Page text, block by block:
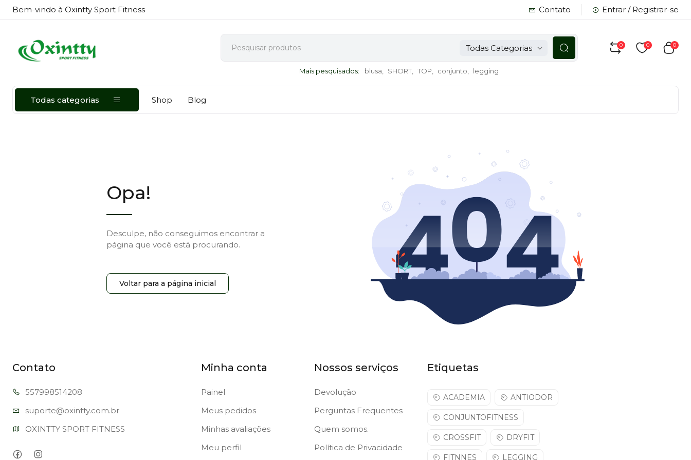
Bem-vindo à Oxintty Sport Fitness Contato Entrar / Registrar-se
Todas Categorias
Mais pesquisados: blusa, SHORT, TOP, conjunto, legging
0 0 0
Todas categorias Shop Blog
Opa!
Desculpe, não conseguimos encontrar a
página que você está procurando.
Voltar para a página inicial
Contato
557998514208
suporte@oxintty.com.br
OXINTTY SPORT FITNESS
Minha conta
Painel
Meus pedidos
Minhas avaliações
Meu perfil
Nossos serviços
Devolução
Perguntas Frequentes
Quem somos.
Política de Privacidade
Etiquetas
ACADEMIA ANTIODOR
CONJUNTOFITNESS
CROSSFIT DRYFIT
FITNNES LEGGING